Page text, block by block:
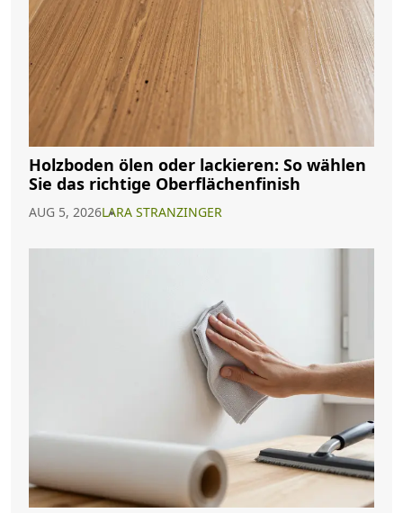
Holzboden ölen oder lackieren: So wählen
Sie das richtige Oberflächenfinish
AUG 5, 2026LARA STRANZINGER